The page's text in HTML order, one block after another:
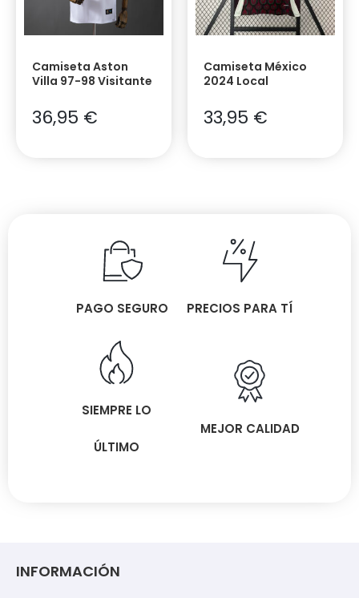
Camiseta Aston
Villa 97-98 Visitante
36,95 €
Camiseta México
2024 Local
33,95 €
PAGO SEGURO PRECIOS PARA TÍ
SIEMPRE LO
ÚLTIMO
MEJOR CALIDAD
INFORMACIÓN